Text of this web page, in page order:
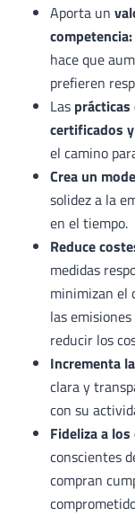
Aporta un
competencia:
hace que
prefieren
Las
certificados
el camino
Crea un
solidez a la
en el tiempo.
Reduce
medidas
minimizan el
las
reducir los
Incrementa
clara y
con su
Fideliza a
conscientes
compran